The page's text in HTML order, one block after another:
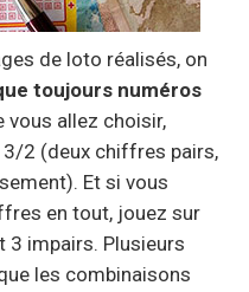
de loto réalisés, on
toujours numéros
vous allez choisir,
2 (deux chiffres pairs,
Et si vous
en tout, jouez sur
3 impairs. Plusieurs
les combinaisons